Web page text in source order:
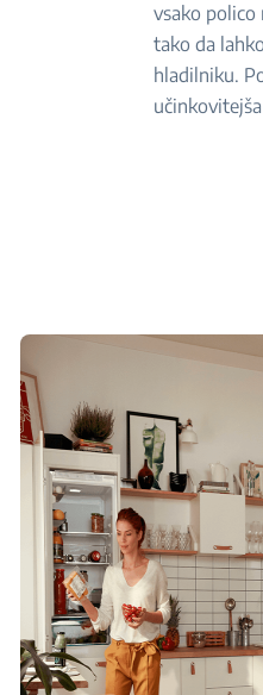
vsako polico
tako da
hladilniku.